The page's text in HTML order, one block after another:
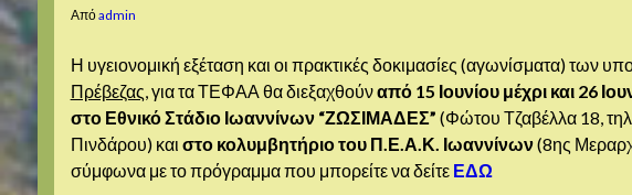
Απόadmin
Η υγειονομική εξέταση και οι πρακτικές δοκιμασίες (αγωνίσματα) των
Πρέβεζας, για τα ΤΕΦΑΑ θα διεξαχθούναπό 15 Ιουνίου μέχρι και 26
στο Εθνικό Στάδιο Ιωαννίνων “ΖΩΣΙΜΑΔΕΣ” (Φώτου Τζαβέλλα 18,
Πινδάρου) και στο κολυμβητήριο του Π.Ε.Α.Κ. Ιωαννίνων(8ης
σύμφωνα με το πρόγραμμα που μπορείτε να δείτε ΕΔΩ